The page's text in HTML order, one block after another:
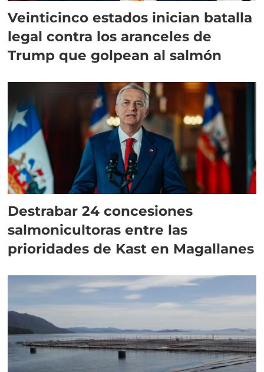
Veinticinco estados inician batalla
legal contra los aranceles de
Trump que golpean al salmón
Destrabar 24 concesiones
salmonicultoras entre las
prioridades de Kast en Magallanes